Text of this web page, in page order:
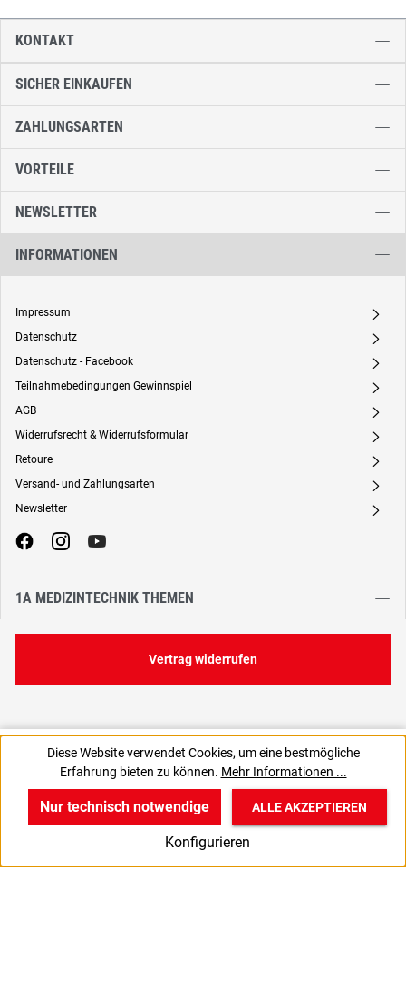
6,64 €
88,53 € / 1 Liter
SICHER EINKAUFEN
ZAHLUNGSARTEN
VORTEILE
NEWSLETTER
INFORMATIONEN
Impressum A
Datenschutz A
Datenschutz - Facebook A
Teilnahmebedingungen Gewinnspiel A
AGB A
Widerrufsrecht & Widerrufsformular A
Retoure A
Versand- und Zahlungsarten A
Newsletter A
1A MEDIZINTECHNIK THEMEN
KONTAKT
Vertrag widerrufen
Diese Website verwendet Cookies, um eine bestmögliche
Erfahrung bieten zu können. Mehr Informationen ...
Nur technisch notwendige
Konfigurieren
ALLE AKZEPTIEREN
v
Produkte
B